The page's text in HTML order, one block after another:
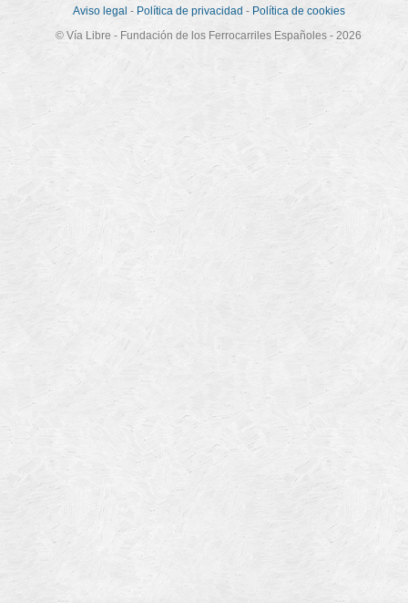
Aviso legal - Política de privacidad - Política de cookies
© Vía Libre - Fundación de los Ferrocarriles Españoles - 2026